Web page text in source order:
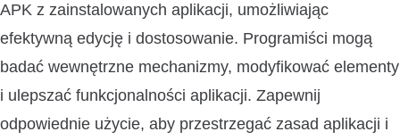
APK z zainstalowanych aplikacji, umożliwiając
efektywną edycję i dostosowanie. Programiści mogą
badać wewnętrzne mechanizmy, modyfikować elementy
i ulepszać funkcjonalności aplikacji. Zapewnij
odpowiednie użycie, aby przestrzegać zasad aplikacji i